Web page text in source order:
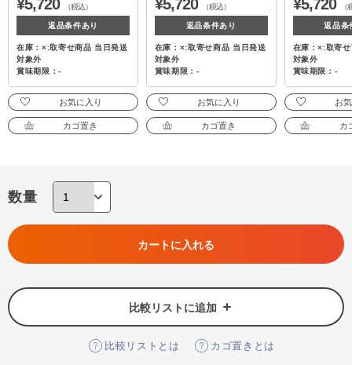
¥5,720 （税込）
返品条件あり
在庫：×:取寄せ商品 当日発送
対象外
賞味期限：-
お気に入り
カゴ置き
¥5,720 （税込）
返品条件あり
在庫：×:取寄せ商品 当日発送
対象外
賞味期限：-
お気に入り
カゴ置き
¥5,720 （
返品条
在庫：×:取寄
対象外
賞味期限：-
お
カ
数量
カートに入れる
比較リストに追加
比較リストとは カゴ置きとは